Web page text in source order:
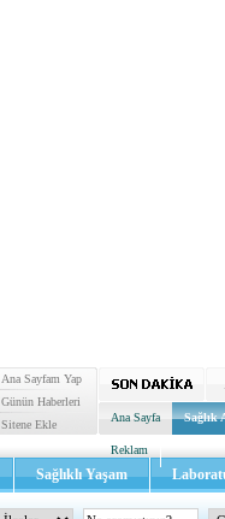
Ana Sayfam Yap
Günün Haberleri
Sitene Ekle
Ana Sayfa Sağlık
Reklam
Sağlıklı Yaşam